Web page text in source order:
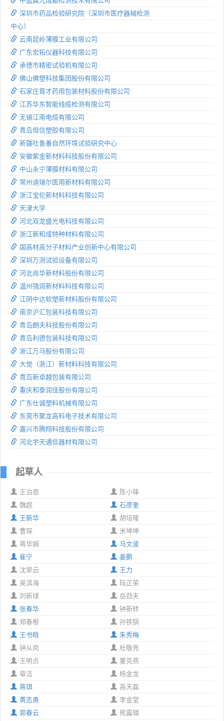
深圳市药品检验研究院（深圳市医疗器械检测
中心）
云南昆岭薄膜工业有限公司
广东宏拓仪器科技有限公司
承德市精密试验机有限公司
佛山佛塑科技集团股份有限公司
石家庄育才药用包装材料股份有限公司
江苏华东智能线缆检测有限公司
无锡江南电缆有限公司
青岛恒信塑胶有限公司
新疆吐鲁番自然环境试验研究中心
安徽紫金新材料科技股份有限公司
中山永宁薄膜材料有限公司
常州迪瑞尔医用新材料有限公司
浙江宝伦新材料科技有限公司
天津大学
河北双龙盛光电科技有限公司
浙江新和成特种材料有限公司
国高材高分子材料产业创新中心有限公司
深圳万测试验设备有限公司
河北尚华新材料股份有限公司
温州强润新材料科技有限公司
江阴中达软塑新材料股份有限公司
南京沪汇包装科技有限公司
青岛朗夫科技股份有限公司
青岛利德包装科技有限公司
浙江万马股份有限公司
大觉（浙江）新材料科技有限公司
青岛新卓越包装有限公司
重庆和泰润佳股份有限公司
广东仕诚塑料机械有限公司
东莞市聚龙高科电子技术有限公司
嘉兴市腾翔科技股份有限公司
河北宇天通信器材有限公司
起草人
王泊恩
陈小锋
魏超
石彦奎
王新华
胡培隆
曹琛
米坤坤
蒋华娟
马文波
崔宁
姜鹏
沈翠云
王力
吴滨海
陆正荣
刘新球
岳劲夫
张春华
钟新转
郑春根
孙铁锅
王书晗
朱秀梅
钟从岗
杜敬亮
王明贞
董克燕
章洁
杨金龙
蒋琪
高天磊
黄志勇
李金堂
郭春云
熊露璐